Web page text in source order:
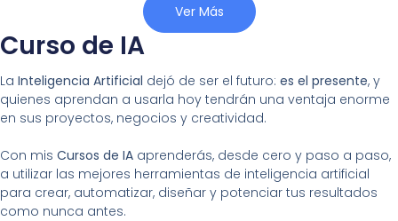
Ver Más
Curso de IA
La Inteligencia Artificial dejó de ser el futuro: es el presente, y
quienes aprendan a usarla hoy tendrán una ventaja enorme
en sus proyectos, negocios y creatividad.
Con mis Cursos de IA aprenderás, desde cero y paso a paso,
a utilizar las mejores herramientas de inteligencia artificial
para crear, automatizar, diseñar y potenciar tus resultados
como nunca antes.